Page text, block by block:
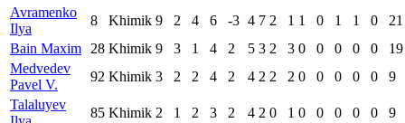
Avramenko
Ilya
8 Khimik 9 2 4 6 -3 4 7 2 1 1 0 1 1 0
21
Bain Maxim
28 Khimik 9 3 1 4 2 5 3 2 3 0 0 0 0 0
19
Medvedev
Pavel V.
92 Khimik 3 2 2 4 2 4 2 2 2 0 0 0 0 0
9
Talaluyev
85 Khimik 2 1 2 3 2 4 2 0 1 0 0 0 0 0 9